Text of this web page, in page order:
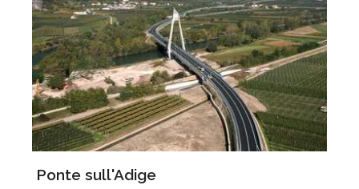
Ponte sull'Adige